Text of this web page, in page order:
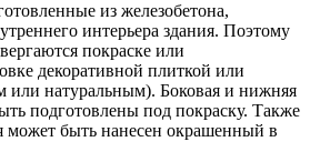
из железобетона,
интерьера здания. Поэтому
покраске или
декоративной плиткой или
или натуральным). Боковая и нижняя
подготовлены под покраску. Также
может быть нанесен окрашенный в